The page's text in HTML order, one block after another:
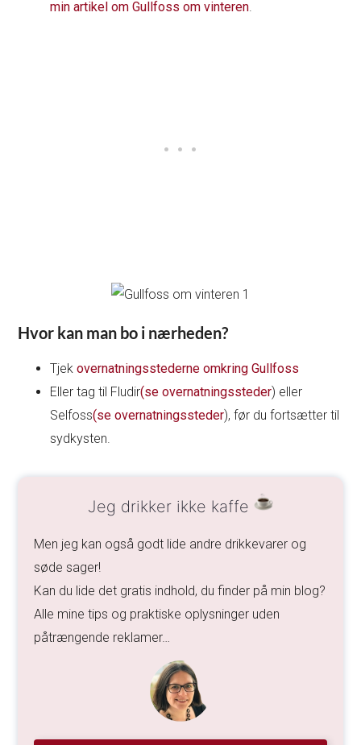
min artikel om Gullfoss om vinteren.
Hvor kan man bo i nærheden?
Tjekovernatningsstederne omkring Gullfoss
Eller tag til Fludir(se overnatningssteder) eller
Selfoss(se overnatningssteder), før du fortsætter til
sydkysten.
Jeg drikker ikke kaffe
Men jeg kan også godt lide andre drikkevarer og
søde sager!
Kan du lide det gratis indhold, du finder på min blog?
Alle mine tips og praktiske oplysninger uden
påtrængende reklamer…